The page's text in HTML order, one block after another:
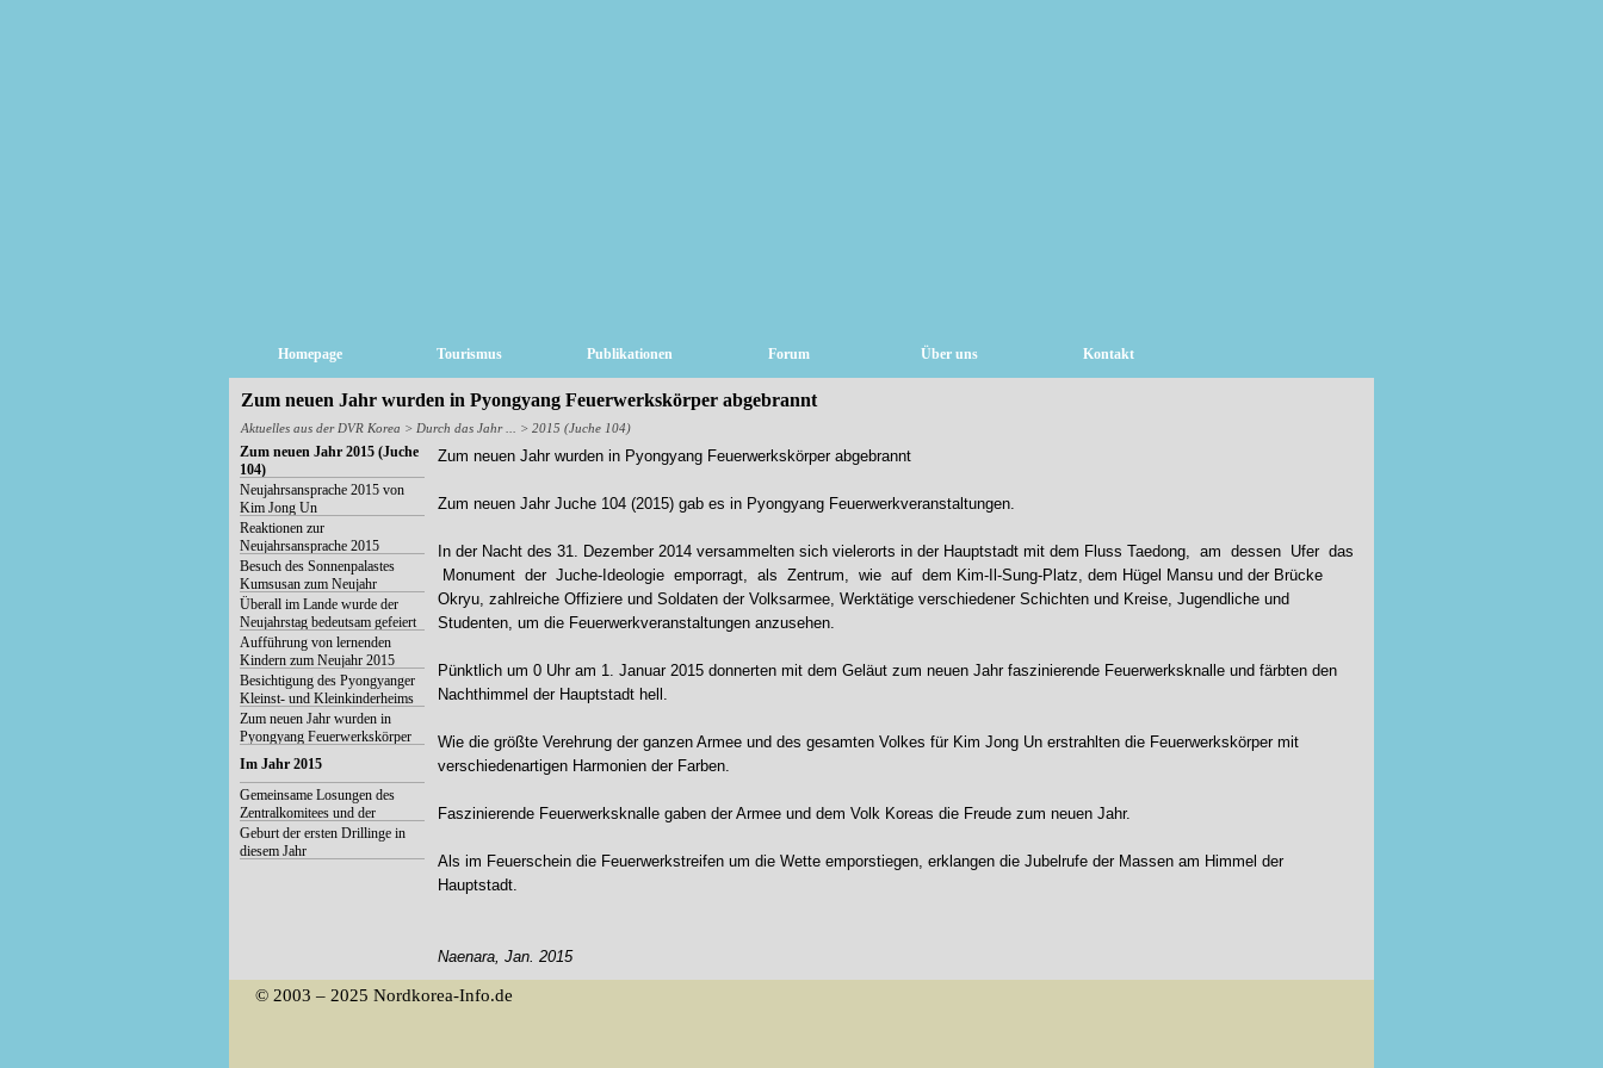
Homepage Tourismus Publikationen Forum Über uns Kontakt
Zum neuen Jahr wurden in Pyongyang Feuerwerkskörper abgebrannt
Aktuelles aus der DVR Korea > Durch das Jahr ... > 2015 (Juche 104)
Zum neuen Jahr 2015 (Juche
104)
Neujahrsansprache 2015 von
Kim Jong Un
Reaktionen zur
Neujahrsansprache 2015
Besuch des Sonnenpalastes
Kumsusan zum Neujahr
Überall im Lande wurde der
Neujahrstag bedeutsam gefeiert
Aufführung von lernenden
Kindern zum Neujahr 2015
Besichtigung des Pyongyanger
Kleinst- und Kleinkinderheims
zum neuen Jahr
Zum neuen Jahr wurden in
Pyongyang Feuerwerkskörper
abgebrannt
Im Jahr 2015
Gemeinsame Losungen des
Zentralkomitees und der
Zentralen Militärkommission der
Partei der Arbeit Koreas
Geburt der ersten Drillinge in
diesem Jahr
Zum neuen Jahr wurden in Pyongyang Feuerwerkskörper abgebrannt
Zum neuen Jahr Juche 104 (2015) gab es in Pyongyang Feuerwerkveranstaltungen.
In der Nacht des 31. Dezember 2014 versammelten sich vielerorts in der Hauptstadt mit dem Fluss Taedong, am dessen Ufer das
Monument der Juche-Ideologie emporragt, als Zentrum, wie auf dem Kim-Il-Sung-Platz, dem Hügel Mansu und der Brücke
Okryu, zahlreiche Offiziere und Soldaten der Volksarmee, Werktätige verschiedener Schichten und Kreise, Jugendliche und
Studenten, um die Feuerwerkveranstaltungen anzusehen.
Pünktlich um 0 Uhr am 1. Januar 2015 donnerten mit dem Geläut zum neuen Jahr faszinierende Feuerwerksknalle und färbten den
Nachthimmel der Hauptstadt hell.
Wie die größte Verehrung der ganzen Armee und des gesamten Volkes für Kim Jong Un erstrahlten die Feuerwerkskörper mit
verschiedenartigen Harmonien der Farben.
Faszinierende Feuerwerksknalle gaben der Armee und dem Volk Koreas die Freude zum neuen Jahr.
Als im Feuerschein die Feuerwerkstreifen um die Wette emporstiegen, erklangen die Jubelrufe der Massen am Himmel der
Hauptstadt.
Naenara, Jan. 2015
© 2003 – 2025 Nordkorea-Info.de